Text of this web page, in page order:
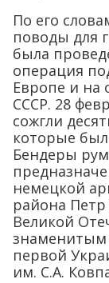
По его
поводы для
была
операция
Европе и на
СССР. 28
сожгли
которые
Бендеры
немецкой
района
Великой
знаменитым
первой
им. С.А.